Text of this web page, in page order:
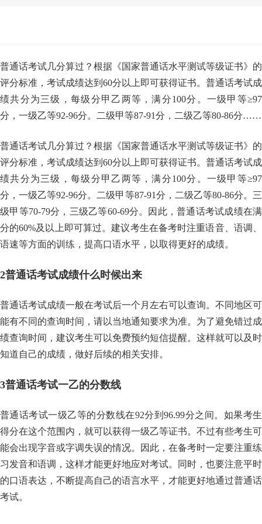
普通话考试几分算过？根据《国家普通话水平测试等级证书》的
评分标准，考试成绩达到60分以上即可获得证书。普通话考试成
绩共分为三级，每级分甲乙两等，满分100分。一级甲等≥97
分，一级乙等92-96分。二级甲等87-91分，二级乙等80-86分……
普通话考试几分算过？根据《国家普通话水平测试等级证书》的
评分标准，考试成绩达到60分以上即可获得证书。普通话考试成
绩共分为三级，每级分甲乙两等，满分100分。一级甲等≥97
分，一级乙等92-96分。二级甲等87-91分，二级乙等80-86分。三
级甲等70-79分，三级乙等60-69分。因此，普通话考试成绩在满
分的60%及以上即可算过。建议考生在备考时注重语音、语调、
语速等方面的训练，提高口语水平，以取得更好的成绩。
2普通话考试成绩什么时候出来
普通话考试成绩一般在考试后一个月左右可以查询。不同地区可
能有不同的查询时间，请以当地通知要求为准。为了避免错过成
绩查询时间，建议考生可以免费预约短信提醒。这样就可以及时
知道自己的成绩，做好后续的相关安排。
3普通话考试一乙的分数线
普通话考试一级乙等的分数线在92分到96.99分之间。如果考生
得分在这个范围内，就可以获得一级乙等证书。不过有些考生可
能会出现字音或字调失误的情况。因此，在备考时一定要注重练
习发音和语调，这样才能更好地应对考试。同时，也要注意平时
的口语表达，不断提高自己的语言水平，才能更好地通过普通话
考试。